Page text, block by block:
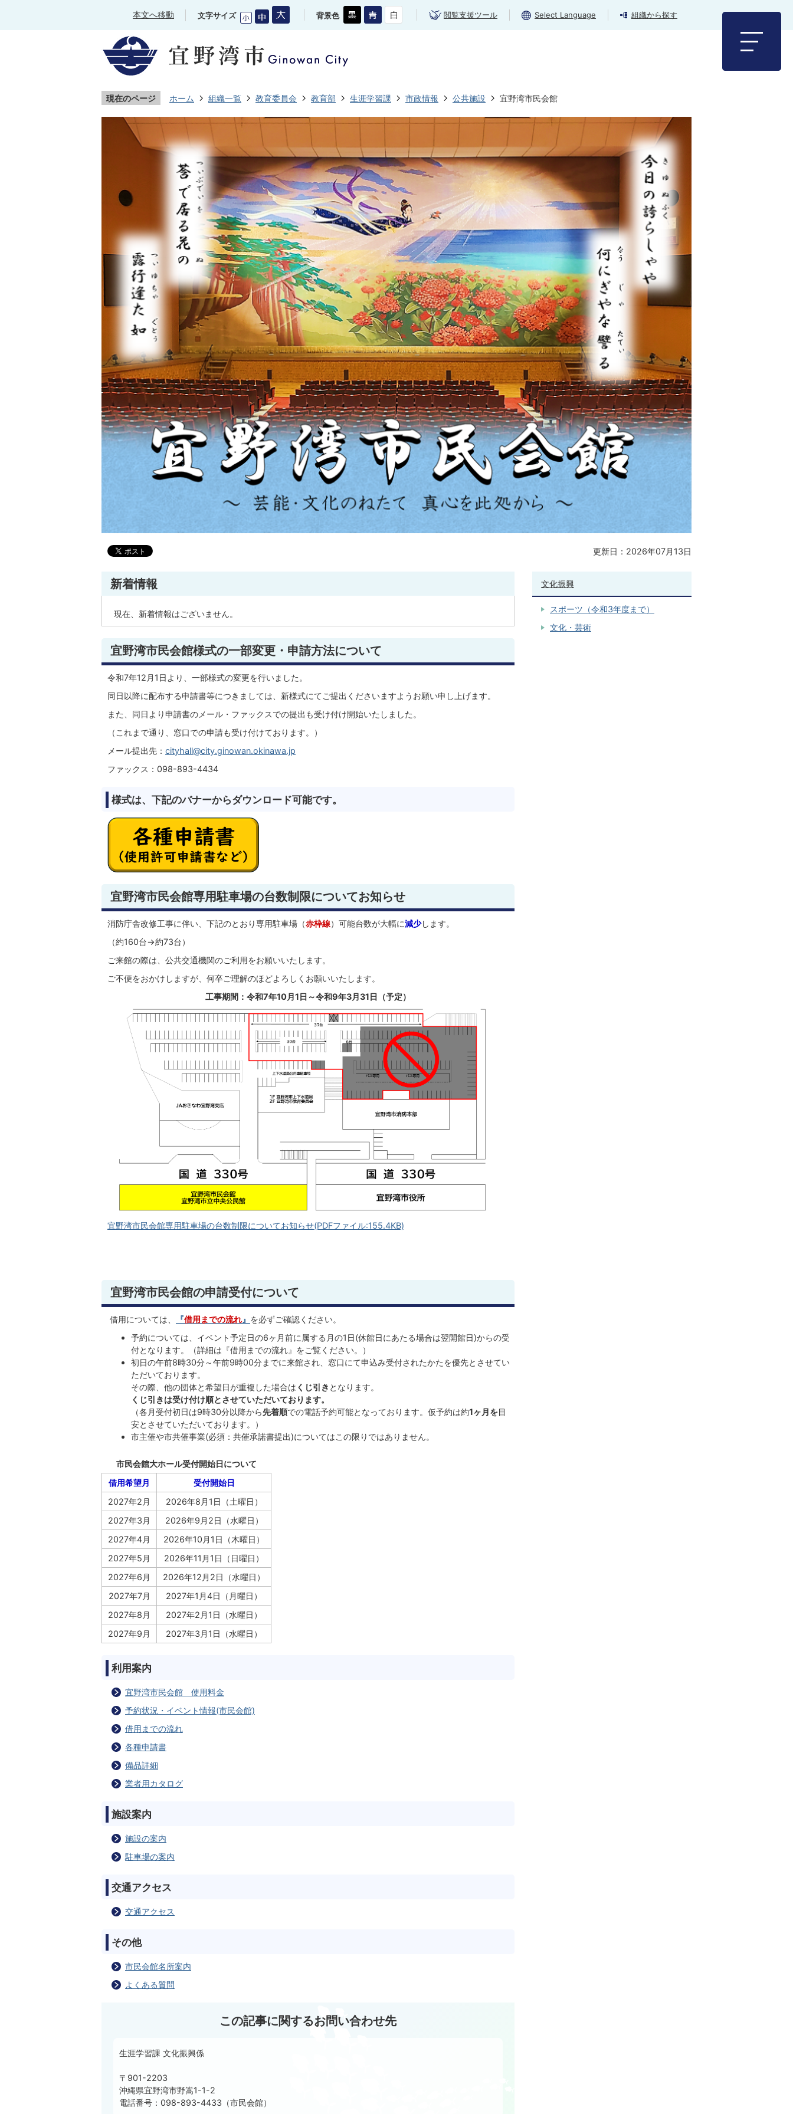
本文へ移動 文字サイズ 背景色 閲覧支援ツール Select Language 組織から探す
現在のページ ホーム 組織一覧 教育委員会 教育部 生涯学習課 市政情報 公共施設 宜野湾市民会館
更新日：2026年07月13日
新着情報
現在、新着情報はございません。
宜野湾市民会館様式の一部変更・申請方法について
令和7年12月1日より、一部様式の変更を行いました。
同日以降に配布する申請書等につきましては、新様式にてご提出くださいますようお願い申し上げます。
また、同日より申請書のメール・ファックスでの提出も受け付け開始いたしました。
（これまで通り、窓口での申請も受け付けております。）
メール提出先： cityhall@city.ginowan.okinawa.jp
ファックス：098-893-4434
様式は、下記のバナーからダウンロード可能です。
宜野湾市民会館専用駐車場の台数制限についてお知らせ
消防庁舎改修工事に伴い、下記のとおり専用駐車場（赤枠線）可能台数が大幅に減少します。
（約160台→約73台）
ご来館の際は、公共交通機関のご利用をお願いいたします。
ご不便をおかけしますが、何卒ご理解のほどよろしくお願いいたします。
工事期間：令和7年10月1日～令和9年3月31日（予定）
宜野湾市民会館専用駐車場の台数制限についてお知らせ(PDFファイル:155.4KB)
宜野湾市民会館の申請受付について
借用については、 『借用までの流れ』 を必ずご確認ください。
予約については、イベント予定日の6ヶ月前に属する月の1日(休館日にあたる場合は翌開館日)からの受
付となります。（詳細は『借用までの流れ』をご覧ください。）
初日の午前8時30分～午前9時00分までに来館され、窓口にて申込み受付されたかたを優先とさせてい
ただいております。
その際、他の団体と希望日が重複した場合は くじ引き となります。
くじ引きは受け付け順とさせていただいております。
（各月受付初日は9時30分以降から先着順での電話予約可能となっております。仮予約は約1ヶ月を目
安とさせていただいております。）
市主催や市共催事業(必須：共催承諾書提出)についてはこの限りではありません。
市民会館大ホール受付開始日について
借用希望月
受付開始日
2027年2月
2026年8月1日（土曜日）
2027年3月
2026年9月2日（水曜日）
2027年4月
2026年10月1日（木曜日）
2027年5月
2026年11月1日（日曜日）
2027年6月
2026年12月2日（水曜日）
2027年7月
2027年1月4日（月曜日）
2027年8月
2027年2月1日（水曜日）
2027年9月
2027年3月1日（水曜日）
利用案内
宜野湾市民会館 使用料金
予約状況・イベント情報(市民会館)
借用までの流れ
各種申請書
備品詳細
業者用カタログ
施設案内
施設の案内
駐車場の案内
交通アクセス
交通アクセス
その他
市民会館名所案内
よくある質問
この記事に関するお問い合わせ先
生涯学習課 文化振興係
〒901-2203
沖縄県宜野湾市野嵩1-1-2
電話番号：098-893-4433（市民会館）
文化振興
スポーツ（令和3年度まで）
文化・芸術